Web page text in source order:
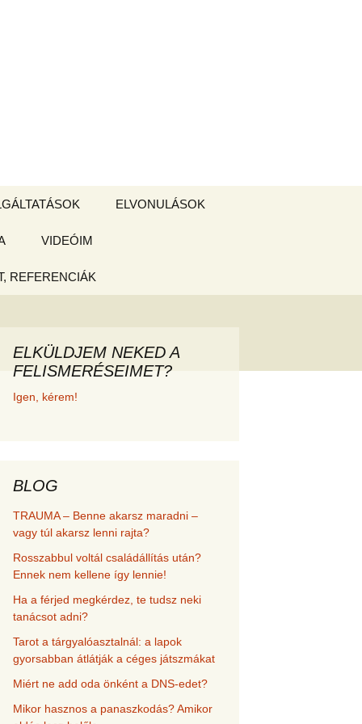
BOLT
ELVONULÁSOK
VIDEÓIM
REFERENCIÁK
az új
és
ELKÜLDJEM NEKED A
FELISMERÉSEIMET?
Igen, kérem!
BLOG
TRAUMA – Benne akarsz maradni –
vagy túl akarsz lenni rajta?
Rosszabbul voltál családállítás után?
Ennek nem kellene így lennie!
Ha a férjed megkérdez, te tudsz neki
tanácsot adni?
Tarot a tárgyalóasztalnál: a lapok
gyorsabban átlátják a céges játszmákat
Miért ne add oda önként a DNS-edet?
Mikor hasznos a panaszkodás? Amikor